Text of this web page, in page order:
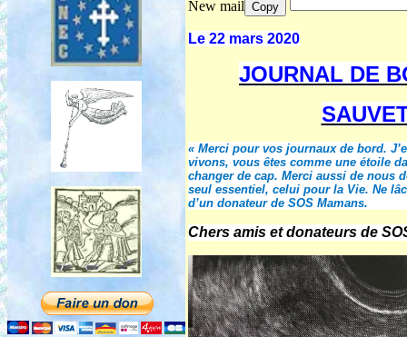
New mail Copy
Le 22 mars 2020
JOURNAL DE
« Merci pour vos journaux de bord.
vivons, vous êtes comme une étoile
changer de cap. Merci aussi de nous
seul essentiel, celui pour la Vie. Ne
d’un donateur de SOS Mamans.
Chers amis et donateurs de